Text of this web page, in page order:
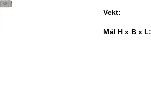
Vekt:
Mål H x B x L: